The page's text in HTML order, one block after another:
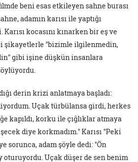
beni esas etkileyen sahne burası
adamın karısı ile yaptığı
kocasını kınarken bir eş ve
şikayetlerle "bizimle ilgilenmedin,
gibi işine düşkün insanlara
derin krizi anlatmaya başladı:
Uçak türbülansa girdi, herkes
kapıldı, korku ile çığlıklar atmaya
diye korkmadım." Karısı "Peki
sorunca, adam şöyle dedi: "Ön
oturuyordu. Uçak düşer de sen benim